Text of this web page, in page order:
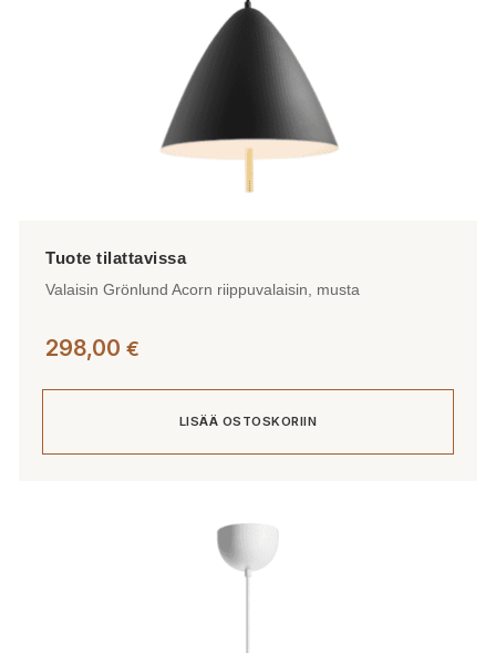
Valaisin Grönlund Acorn riippuvalaisin, musta
298,00 €
LISÄÄ OSTOSKORIIN